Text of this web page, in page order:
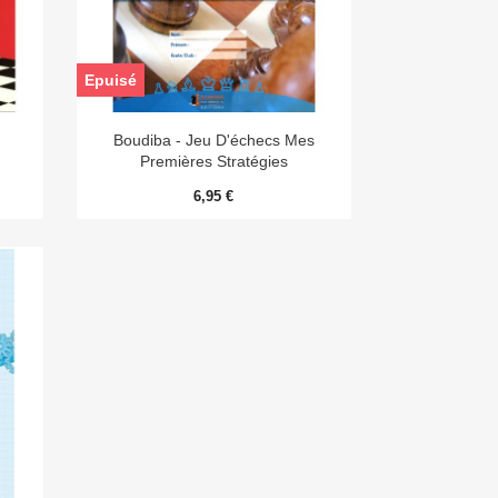
Aperçu rapide
Boudiba - Jeu D'échecs Mes
Premières Stratégies
6,95 €
Epuisé